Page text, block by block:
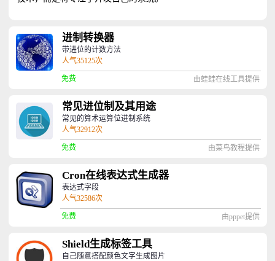
进制转换器
带进位的计数方法
人气35125次
免费 由蛙蛙在线工具提供
常见进位制及其用途
常见的算术运算位进制系统
人气32912次
免费 由菜鸟教程提供
Cron在线表达式生成器
表达式字段
人气32586次
免费 由pppet提供
Shield生成标签工具
自己随意搭配颜色文字生成图片